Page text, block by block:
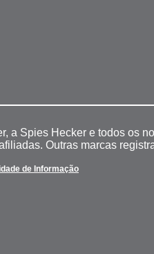
a Spies Hecker e todos os
Outras marcas
de Informação